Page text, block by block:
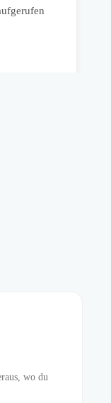
wo du